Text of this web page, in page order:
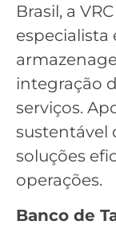
Brasil, a
especialista
integração
serviços.
sustentável
soluções
operações.
Banco de